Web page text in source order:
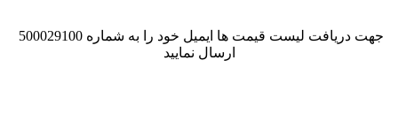
ارسال نمایید